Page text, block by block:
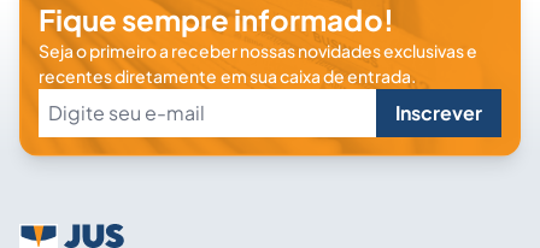
Fique sempre informado!
Seja o primeiro a receber nossas novidades exclusivas e
recentes diretamente em sua caixa de entrada.
Inscrever